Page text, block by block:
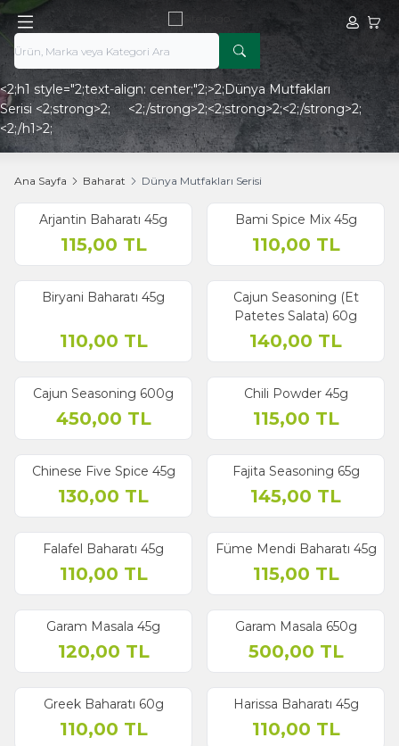
Hesabım
<2;h1 style="2;text-align: center;"2;>2;Dünya Mutfakları
Serisi <2;strong>2; <2;/strong>2;<2;strong>2;<2;/strong>2;
<2;/h1>2;
Ana Sayfa Baharat Dünya Mutfakları Serisi
Arjantin Baharatı 45g
115,00 TL
Bami Spice Mix 45g
110,00 TL
Biryani Baharatı 45g
110,00 TL
Cajun Seasoning (Et
Patetes Salata) 60g
140,00 TL
Cajun Seasoning 600g
450,00 TL
Chili Powder 45g
115,00 TL
Chinese Five Spice 45g
130,00 TL
Fajita Seasoning 65g
145,00 TL
Falafel Baharatı 45g
110,00 TL
Füme Mendi Baharatı 45g
115,00 TL
Garam Masala 45g
120,00 TL
Garam Masala 650g
500,00 TL
Greek Baharatı 60g
110,00 TL
Harissa Baharatı 45g
110,00 TL